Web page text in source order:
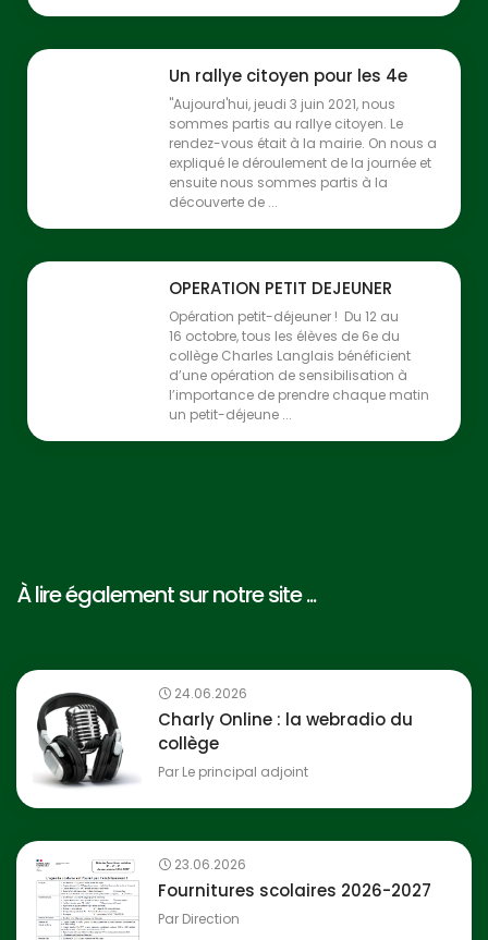
Un rallye citoyen pour les 4e
"Aujourd'hui, jeudi 3 juin 2021, nous
sommes partis au rallye citoyen. Le
rendez-vous était à la mairie. On nous a
expliqué le déroulement de la journée et
ensuite nous sommes partis à la
découverte de ...
OPERATION PETIT DEJEUNER
Opération petit-déjeuner ! Du 12 au
16 octobre, tous les élèves de 6e du
collège Charles Langlais bénéficient
d’une opération de sensibilisation à
l’importance de prendre chaque matin
un petit-déjeune ...
À lire également sur notre site ...
24.06.2026
Charly Online : la webradio du
collège
Par Le principal adjoint
23.06.2026
Fournitures scolaires 2026-2027
Par Direction